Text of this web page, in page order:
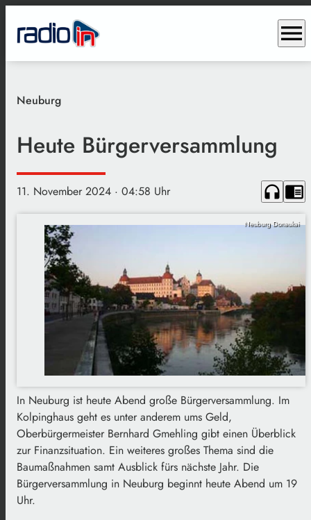
menu
Neuburg
Heute Bürgerversammlung
11. November 2024 · 04:58 Uhr headphones chrome_reader_mode
Neuburg Donaukai
In Neuburg ist heute Abend große Bürgerversammlung. Im
Kolpinghaus geht es unter anderem ums Geld,
Oberbürgermeister Bernhard Gmehling gibt einen Überblick
zur Finanzsituation. Ein weiteres großes Thema sind die
Baumaßnahmen samt Ausblick fürs nächste Jahr. Die
Bürgerversammlung in Neuburg beginnt heute Abend um 19
Uhr.